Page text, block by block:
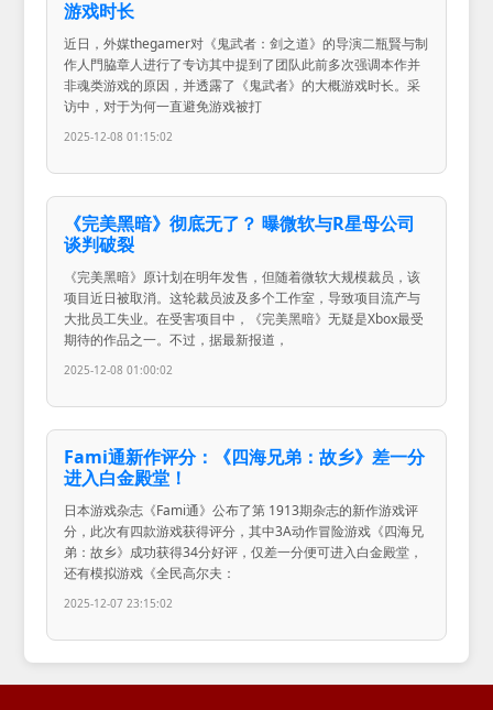
游戏时长
近日，外媒thegamer对《鬼武者：剑之道》的导演二瓶賢与制
作人門脇章人进行了专访其中提到了团队此前多次强调本作并
非魂类游戏的原因，并透露了《鬼武者》的大概游戏时长。采
访中，对于为何一直避免游戏被打
2025-12-08 01:15:02
《完美黑暗》彻底无了？ 曝微软与R星母公司
谈判破裂
《完美黑暗》原计划在明年发售，但随着微软大规模裁员，该
项目近日被取消。这轮裁员波及多个工作室，导致项目流产与
大批员工失业。在受害项目中，《完美黑暗》无疑是Xbox最受
期待的作品之一。不过，据最新报道，
2025-12-08 01:00:02
Fami通新作评分：《四海兄弟：故乡》差一分
进入白金殿堂！
日本游戏杂志《Fami通》公布了第 1913期杂志的新作游戏评
分，此次有四款游戏获得评分，其中3A动作冒险游戏《四海兄
弟：故乡》成功获得34分好评，仅差一分便可进入白金殿堂，
还有模拟游戏《全民高尔夫：
2025-12-07 23:15:02